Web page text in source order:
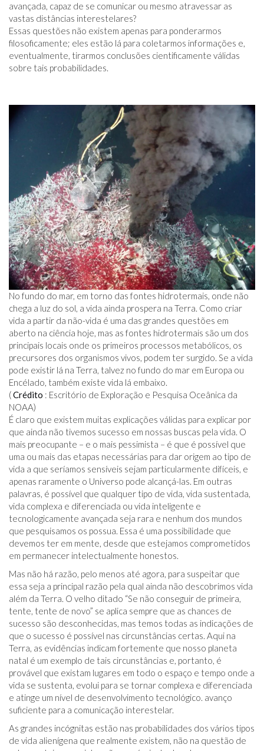
avançada, capaz de se comunicar ou mesmo atravessar as
vastas distâncias interestelares?
Essas questões não existem apenas para ponderarmos
filosoficamente; eles estão lá para coletarmos informações e,
eventualmente, tirarmos conclusões cientificamente válidas
sobre tais probabilidades.
No fundo do mar, em torno das fontes hidrotermais, onde não
chega a luz do sol, a vida ainda prospera na Terra. Como criar
vida a partir da não-vida é uma das grandes questões em
aberto na ciência hoje, mas as fontes hidrotermais são um dos
principais locais onde os primeiros processos metabólicos, os
precursores dos organismos vivos, podem ter surgido. Se a vida
pode existir lá na Terra, talvez no fundo do mar em Europa ou
Encélado, também existe vida lá embaixo.
(Crédito : Escritório de Exploração e Pesquisa Oceânica da
NOAA)
É claro que existem muitas explicações válidas para explicar por
que ainda não tivemos sucesso em nossas buscas pela vida. O
mais preocupante – e o mais pessimista – é que é possível que
uma ou mais das etapas necessárias para dar origem ao tipo de
vida a que seríamos sensíveis sejam particularmente difíceis, e
apenas raramente o Universo pode alcançá-las. Em outras
palavras, é possível que qualquer tipo de vida, vida sustentada,
vida complexa e diferenciada ou vida inteligente e
tecnologicamente avançada seja rara e nenhum dos mundos
que pesquisamos os possua. Essa é uma possibilidade que
devemos ter em mente, desde que estejamos comprometidos
em permanecer intelectualmente honestos.
Mas não há razão, pelo menos até agora, para suspeitar que
essa seja a principal razão pela qual ainda não descobrimos vida
além da Terra. O velho ditado “Se não conseguir de primeira,
tente, tente de novo” se aplica sempre que as chances de
sucesso são desconhecidas, mas temos todas as indicações de
que o sucesso é possível nas circunstâncias certas. Aqui na
Terra, as evidências indicam fortemente que nosso planeta
natal é um exemplo de tais circunstâncias e, portanto, é
provável que existam lugares em todo o espaço e tempo onde a
vida se sustenta, evolui para se tornar complexa e diferenciada
e atinge um nível de desenvolvimento tecnológico. avanço
suficiente para a comunicação interestelar.
As grandes incógnitas estão nas probabilidades dos vários tipos
de vida alienígena que realmente existem, não na questão de